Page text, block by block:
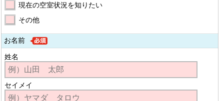
現在の空室状況を知りたい
その他
お名前
姓名
セイメイ